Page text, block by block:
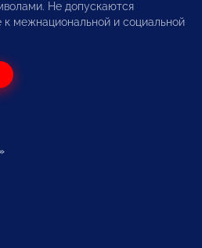
Не допускаются
межнациональной и социальной